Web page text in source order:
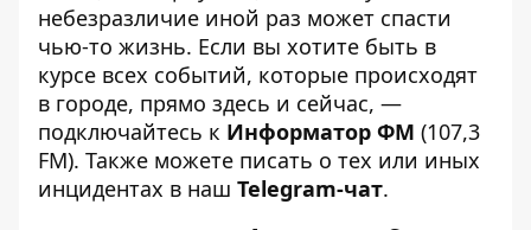
небезразличие иной раз может спасти
чью-то жизнь. Если вы хотите быть в
курсе всех событий, которые происходят
в городе, прямо здесь и сейчас, —
подключайтесь к Информатор ФМ (107,3
FM). Также можете писать о тех или иных
инцидентах в наш Telegram-чат.